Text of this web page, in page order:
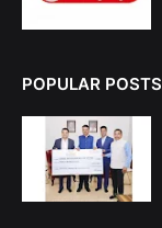
POPULAR POSTS